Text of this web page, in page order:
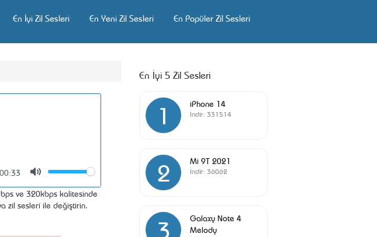
En İyi Zil Sesleri En Yeni Zil Sesleri En Popüler Zil Sesleri
00:33
Volume
ve 320kbps kalitesinde
zil sesleri ile değiştirin.
En İyi 5 Zil Sesleri
1 iPhone 14
İndir: 331514
2 Mi 9T 2021
İndir: 36062
3
Galaxy Note 4
Melody